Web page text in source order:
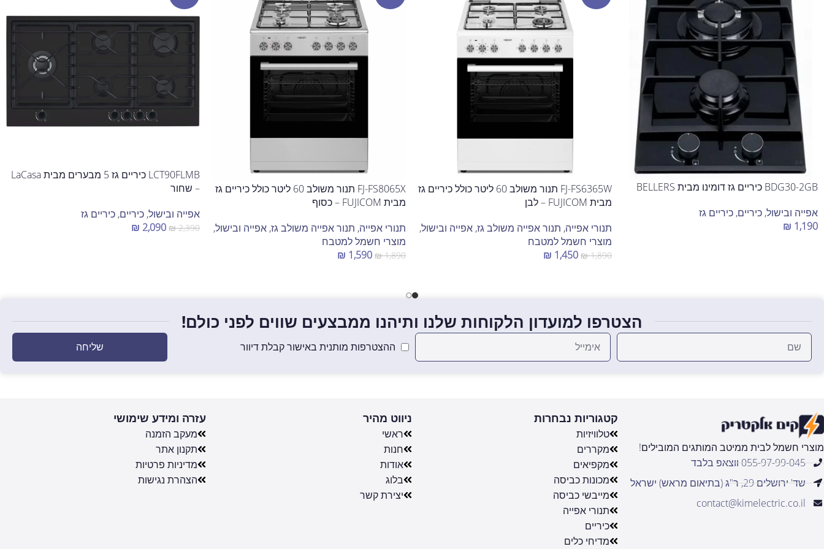
BDG30-2GB כיריים גז דומינו מבית BELLERS
אפייה ובישול, כיריים, כיריים גז
₪ 1,190
FJ-FS6365W תנור משולב 60 ליטר כולל כיריים גז
מבית FUJICOM – לבן
תנורי אפייה, תנור אפייה משולב גז, אפייה ובישול,
מוצרי חשמל למטבח
₪1,890
₪ 1,450
FJ-FS8065X תנור משולב 60 ליטר כולל כיריים גז
מבית FUJICOM – כסוף
תנורי אפייה, תנור אפייה משולב גז, אפייה ובישול,
מוצרי חשמל למטבח
₪1,890
₪ 1,590
LCT90FLMB כיריים גז 5 מבערים מבית LaCasa
– שחור
אפייה ובישול, כיריים, כיריים גז
₪2,390
₪ 2,090
הצטרפו למועדון הלקוחות שלנו ותיהנו ממבצעים שווים לפני כולם!
ההצטרפות מותנית באישור קבלת דיוור שליחה
מוצרי חשמל לבית ממיטב המותגים המובילים!
055-97-99-045 ווצאפ בלבד
שד' ירושלים 29, ר"ג (בתיאום מראש) ישראל
contact@kimelectric.co.il
קטגוריות נבחרות
טלוויזיות
מקררים
מקפיאים
מכונות כביסה
מייבשי כביסה
תנורי אפייה
כיריים
מדיחי כלים
ניווט מהיר
ראשי
חנות
אודות
בלוג
יצירת קשר
עזרה ומידע שימושי
מעקב הזמנה
תקנון אתר
מדיניות פרטיות
הצהרת נגישות